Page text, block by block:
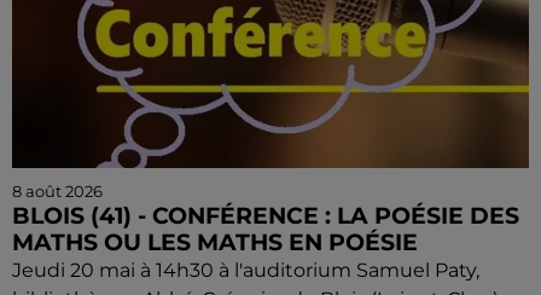
8 août 2026
BLOIS (41) - CONFÉRENCE : LA POÉSIE DES
MATHS OU LES MATHS EN POÉSIE
Jeudi 20 mai à 14h30 à l'auditorium Samuel Paty,